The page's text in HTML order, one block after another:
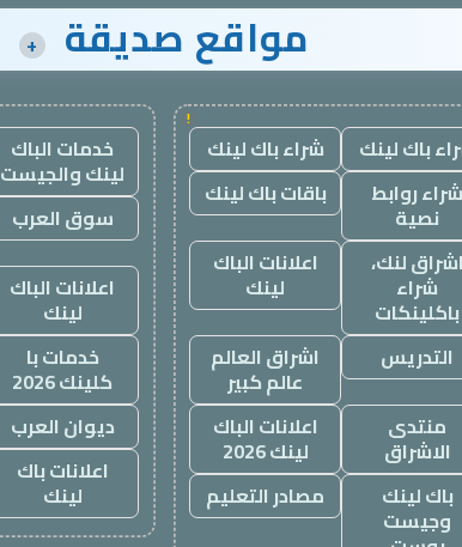
مواقع صديقة +
!
باك لينك
شراء باك لينك
شراء روابط
نصية
باقات باك لينك
اشراق لنك،
شراء
باكلينكات
اعلانات الباك
لينك
التدريس
اشراق العالم
عالم كبير
منتدى
الاشراق
اعلانات الباك
لينك 2026
باك لينك
وجيست
مصادر التعليم
خدمات الباك
لينك والجيست
سوق العرب
اعلانات الباك
لينك
خدمات با
كلينك 2026
ديوان العرب
اعلانات باك
لينك